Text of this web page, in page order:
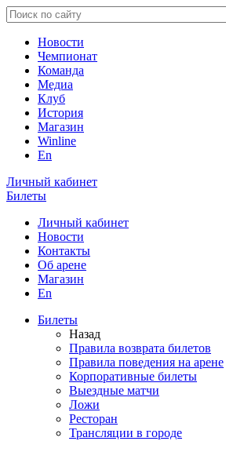
Новости
Чемпионат
Команда
Медиа
Клуб
История
Магазин
Winline
En
Личный кабинет
Билеты
Личный кабинет
Новости
Контакты
Об арене
Магазин
En
Билеты
Назад
Правила возврата билетов
Правила поведения на арене
Корпоративные билеты
Выездные матчи
Ложи
Ресторан
Трансляции в городе